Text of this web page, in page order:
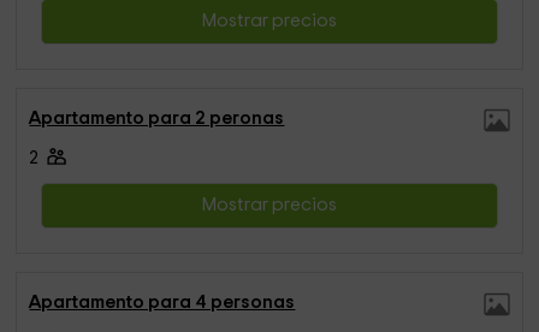
Mostrar precios
Apartamento para 2 peronas
2
Mostrar precios
Apartamento para 4 personas